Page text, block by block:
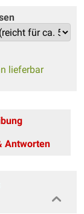
lieferbar
Antworten